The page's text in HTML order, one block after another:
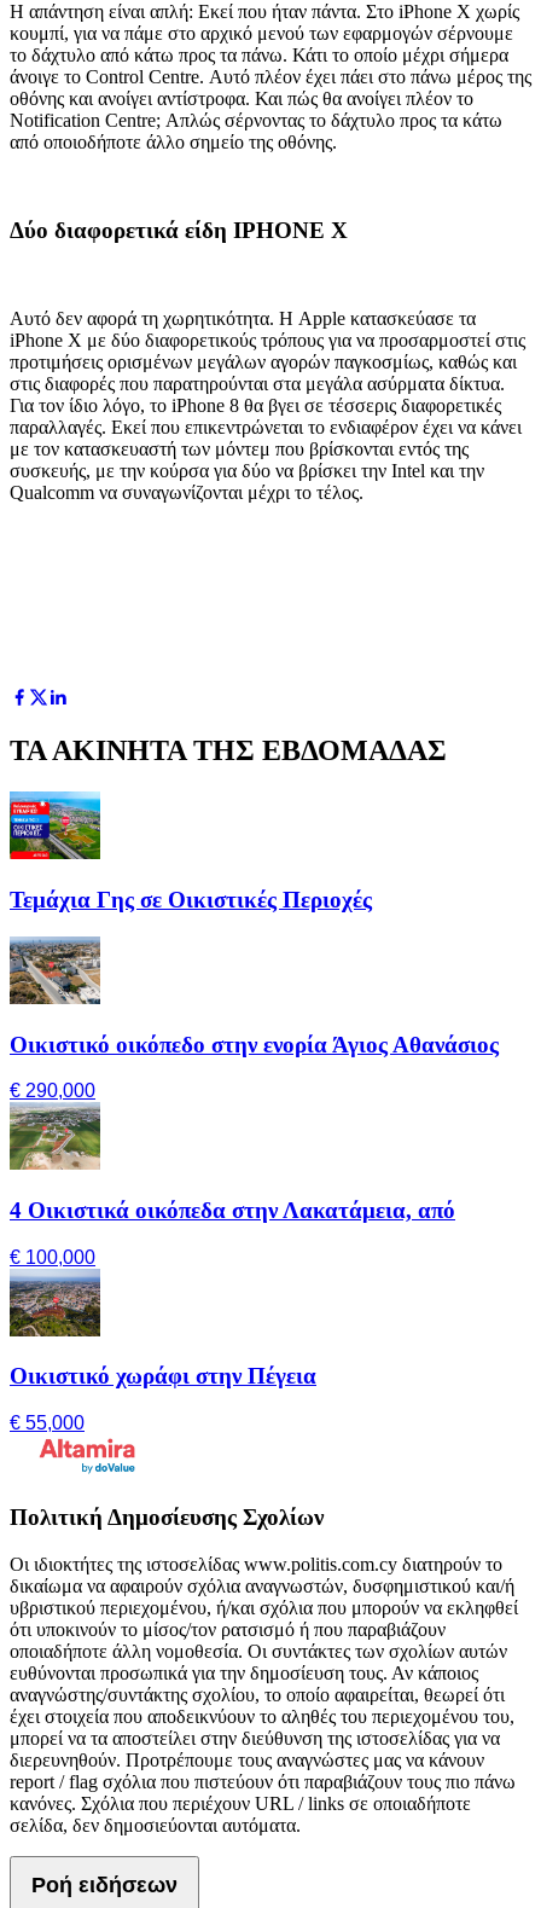
Η απάντηση είναι απλή: Εκεί που ήταν πάντα. Στο iPhone X χωρίς
κουμπί, για να πάμε στο αρχικό μενού των εφαρμογών σέρνουμε
το δάχτυλο από κάτω προς τα πάνω. Κάτι το οποίο μέχρι σήμερα
άνοιγε το Control Centre. Αυτό πλέον έχει πάει στο πάνω μέρος της
οθόνης και ανοίγει αντίστροφα. Και πώς θα ανοίγει πλέον το
Notification Centre; Απλώς σέρνοντας το δάχτυλο προς τα κάτω
από οποιοδήποτε άλλο σημείο της οθόνης.
Δύο διαφορετικά είδη IPHONE X
Αυτό δεν αφορά τη χωρητικότητα. Η Apple κατασκεύασε τα
iPhone X με δύο διαφορετικούς τρόπους για να προσαρμοστεί στις
προτιμήσεις ορισμένων μεγάλων αγορών παγκοσμίως, καθώς και
στις διαφορές που παρατηρούνται στα μεγάλα ασύρματα δίκτυα.
Για τον ίδιο λόγο, το iPhone 8 θα βγει σε τέσσερις διαφορετικές
παραλλαγές. Εκεί που επικεντρώνεται το ενδιαφέρον έχει να κάνει
με τον κατασκευαστή των μόντεμ που βρίσκονται εντός της
συσκευής, με την κούρσα για δύο να βρίσκει την Intel και την
Qualcomm να συναγωνίζονται μέχρι το τέλος.
ΤΑ ΑΚΙΝΗΤΑ ΤΗΣ ΕΒΔΟΜΑΔΑΣ
Τεμάχια Γης σε Οικιστικές Περιοχές
Οικιστικό οικόπεδο στην ενορία Άγιος Αθανάσιος
€ 290,000
4 Οικιστικά οικόπεδα στην Λακατάμεια, από
€ 100,000
Οικιστικό χωράφι στην Πέγεια
€ 55,000
Πολιτική Δημοσίευσης Σχολίων
Οι ιδιοκτήτες της ιστοσελίδας www.politis.com.cy διατηρούν το
δικαίωμα να αφαιρούν σχόλια αναγνωστών, δυσφημιστικού και/ή
υβριστικού περιεχομένου, ή/και σχόλια που μπορούν να εκληφθεί
ότι υποκινούν το μίσος/τον ρατσισμό ή που παραβιάζουν
οποιαδήποτε άλλη νομοθεσία. Οι συντάκτες των σχολίων αυτών
ευθύνονται προσωπικά για την δημοσίευση τους. Αν κάποιος
αναγνώστης/συντάκτης σχολίου, το οποίο αφαιρείται, θεωρεί ότι
έχει στοιχεία που αποδεικνύουν το αληθές του περιεχομένου του,
μπορεί να τα αποστείλει στην διεύθυνση της ιστοσελίδας για να
διερευνηθούν. Προτρέπουμε τους αναγνώστες μας να κάνουν
report / flag σχόλια που πιστεύουν ότι παραβιάζουν τους πιο πάνω
κανόνες. Σχόλια που περιέχουν URL / links σε οποιαδήποτε
σελίδα, δεν δημοσιεύονται αυτόματα.
Ροή ειδήσεων